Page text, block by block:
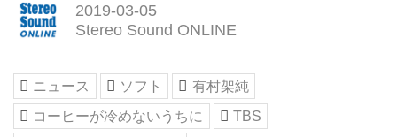
2019-03-05
Stereo Sound ONLINE
ニュース ソフト
有村架純
コーヒーが冷めないうちに
TBS